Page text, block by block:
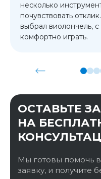
несколько
почувствовать
выбрал виолончель,
комфортно играть.
ОСТАВЬТЕ
НА
Мы готовы помочь
заявку, и получите